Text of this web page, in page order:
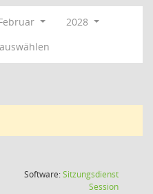
2028
Software:Sitzungsdienst
Session(Wird in